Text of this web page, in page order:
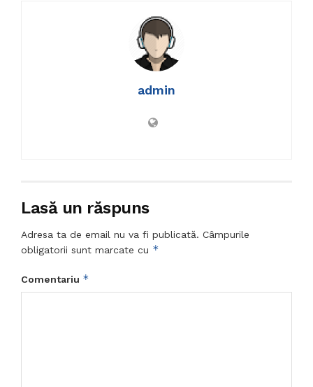
admin
Lasă un răspuns
Adresa ta de email nu va fi publicată. Câmpurile
obligatorii sunt marcate cu *
Comentariu *